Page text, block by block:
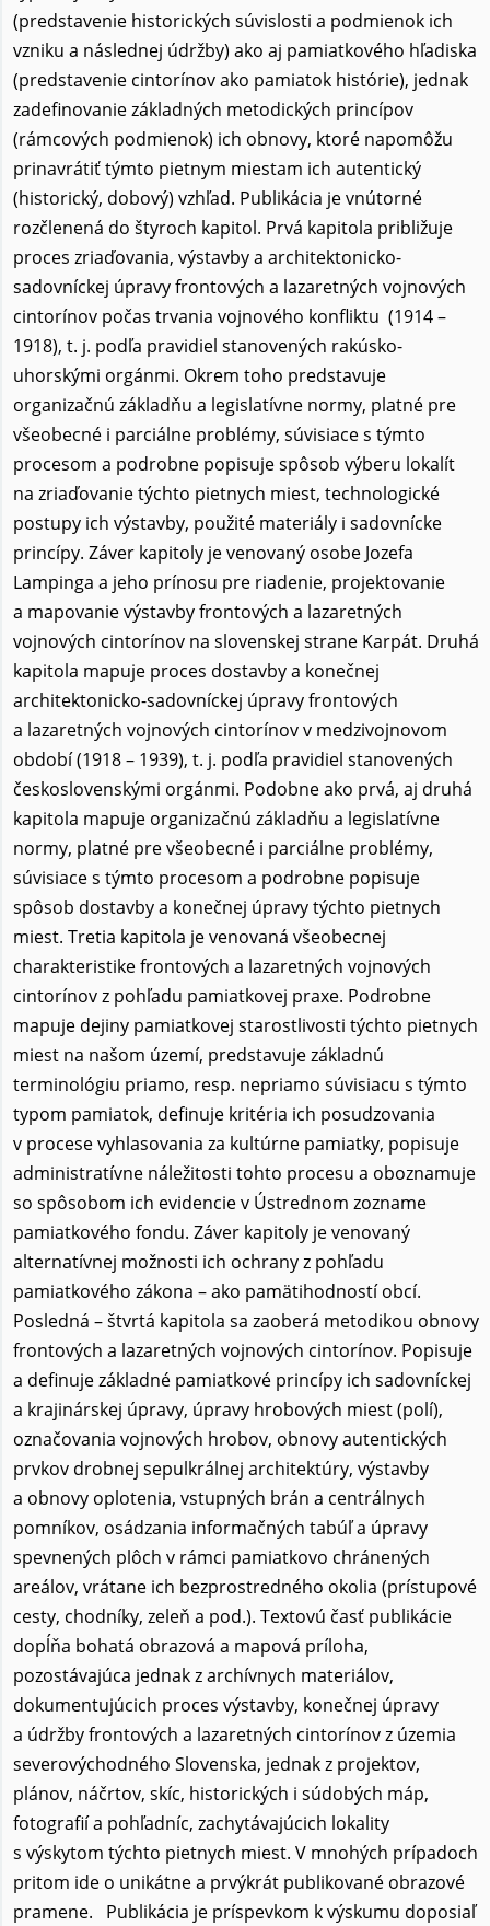
(predstavenie historických súvislosti a podmienok ich
vzniku a následnej údržby) ako aj pamiatkového hľadiska
(predstavenie cintorínov ako pamiatok histórie), jednak
zadefinovanie základných metodických princípov
(rámcových podmienok) ich obnovy, ktoré napomôžu
prinavrátiť týmto pietnym miestam ich autentický
(historický, dobový) vzhľad. Publikácia je vnútorné
rozčlenená do štyroch kapitol. Prvá kapitola približuje
proces zriaďovania, výstavby a architektonicko-
sadovníckej úpravy frontových a lazaretných vojnových
cintorínov počas trvania vojnového konfliktu (1914 –
1918), t. j. podľa pravidiel stanovených rakúsko-
uhorskými orgánmi. Okrem toho predstavuje
organizačnú základňu a legislatívne normy, platné pre
všeobecné i parciálne problémy, súvisiace s týmto
procesom a podrobne popisuje spôsob výberu lokalít
na zriaďovanie týchto pietnych miest, technologické
postupy ich výstavby, použité materiály i sadovnícke
princípy. Záver kapitoly je venovaný osobe Jozefa
Lampinga a jeho prínosu pre riadenie, projektovanie
a mapovanie výstavby frontových a lazaretných
vojnových cintorínov na slovenskej strane Karpát. Druhá
kapitola mapuje proces dostavby a konečnej
architektonicko-sadovníckej úpravy frontových
a lazaretných vojnových cintorínov v medzivojnovom
období (1918 – 1939), t. j. podľa pravidiel stanovených
československými orgánmi. Podobne ako prvá, aj druhá
kapitola mapuje organizačnú základňu a legislatívne
normy, platné pre všeobecné i parciálne problémy,
súvisiace s týmto procesom a podrobne popisuje
spôsob dostavby a konečnej úpravy týchto pietnych
miest. Tretia kapitola je venovaná všeobecnej
charakteristike frontových a lazaretných vojnových
cintorínov z pohľadu pamiatkovej praxe. Podrobne
mapuje dejiny pamiatkovej starostlivosti týchto pietnych
miest na našom území, predstavuje základnú
terminológiu priamo, resp. nepriamo súvisiacu s týmto
typom pamiatok, definuje kritéria ich posudzovania
v procese vyhlasovania za kultúrne pamiatky, popisuje
administratívne náležitosti tohto procesu a oboznamuje
so spôsobom ich evidencie v Ústrednom zozname
pamiatkového fondu. Záver kapitoly je venovaný
alternatívnej možnosti ich ochrany z pohľadu
pamiatkového zákona – ako pamätihodností obcí.
Posledná – štvrtá kapitola sa zaoberá metodikou obnovy
frontových a lazaretných vojnových cintorínov. Popisuje
a definuje základné pamiatkové princípy ich sadovníckej
a krajinárskej úpravy, úpravy hrobových miest (polí),
označovania vojnových hrobov, obnovy autentických
prvkov drobnej sepulkrálnej architektúry, výstavby
a obnovy oplotenia, vstupných brán a centrálnych
pomníkov, osádzania informačných tabúľ a úpravy
spevnených plôch v rámci pamiatkovo chránených
areálov, vrátane ich bezprostredného okolia (prístupové
cesty, chodníky, zeleň a pod.). Textovú časť publikácie
dopĺňa bohatá obrazová a mapová príloha,
pozostávajúca jednak z archívnych materiálov,
dokumentujúcich proces výstavby, konečnej úpravy
a údržby frontových a lazaretných cintorínov z územia
severovýchodného Slovenska, jednak z projektov,
plánov, náčrtov, skíc, historických i súdobých máp,
fotografií a pohľadníc, zachytávajúcich lokality
s výskytom týchto pietnych miest. V mnohých prípadoch
pritom ide o unikátne a prvýkrát publikované obrazové
pramene. Publikácia je príspevkom k výskumu doposiaľ